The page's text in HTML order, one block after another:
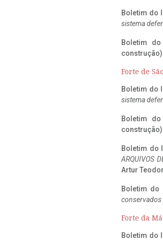
Boletim do
sistema
Boletim
construção)
Forte de
Boletim do
sistema
Boletim
construção)
Boletim do
ARQUIVOS
Artur
Boletim do
conservados
Forte da
Boletim do